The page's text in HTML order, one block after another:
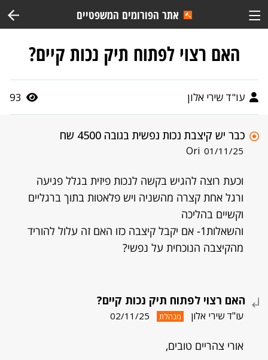
אתר הפורומים המשפטיים
האם רצוי לפתוח תיק נכות קיים?
עו"ד שירי אלון 93
כבר יש קיצבת נכות נפשית בגובה 4500 שח
Ori 01/11/25
וכעת רוצה להגיש בקשה לנכות פיזית בגלל פגיעה
ורגל אחת קצרה מהשניה ויש פלאטות בתוך ברגליים
וקשיים בהליכה
והשאלות1- אם יקבל קיצבה כזו האם זה עלול להוריד
מהקיצבה הנוכחית על נפשי?
האם רצוי לפתוח תיק נכות קיים?
עו"ד שירי אלון מנהלת 02/11/25
אורי צהריים טובים,